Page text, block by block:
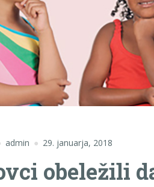
admin 29. januarja, 2018
obeležili